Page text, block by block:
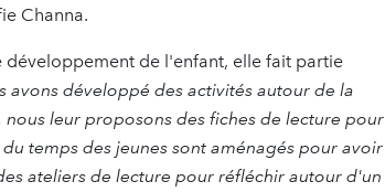
Channa.
développement de l'enfant, elle fait partie
avons développé des activités autour de la
leur proposons des fiches de lecture pour
temps des jeunes sont aménagés pour avoir
ateliers de lecture pour réfléchir autour d'un